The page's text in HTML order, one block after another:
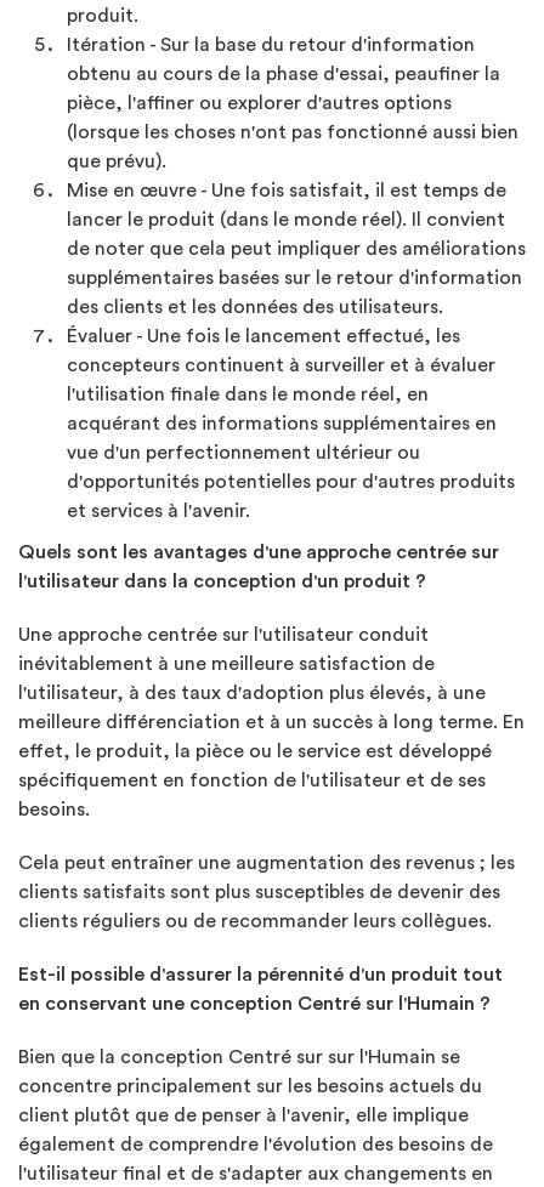
produit.
Itération - Sur la base du retour d'information
obtenu au cours de la phase d'essai, peaufiner la
pièce, l'affiner ou explorer d'autres options
(lorsque les choses n'ont pas fonctionné aussi bien
que prévu).
Mise en œuvre - Une fois satisfait, il est temps de
lancer le produit (dans le monde réel). Il convient
de noter que cela peut impliquer des améliorations
supplémentaires basées sur le retour d'information
des clients et les données des utilisateurs.
Évaluer - Une fois le lancement effectué, les
concepteurs continuent à surveiller et à évaluer
l'utilisation finale dans le monde réel, en
acquérant des informations supplémentaires en
vue d'un perfectionnement ultérieur ou
d'opportunités potentielles pour d'autres produits
et services à l'avenir.
Quels sont les avantages d'une approche centrée sur
l'utilisateur dans la conception d'un produit ?
Une approche centrée sur l'utilisateur conduit
inévitablement à une meilleure satisfaction de
l'utilisateur, à des taux d'adoption plus élevés, à une
meilleure différenciation et à un succès à long terme. En
effet, le produit, la pièce ou le service est développé
spécifiquement en fonction de l'utilisateur et de ses
besoins.
Cela peut entraîner une augmentation des revenus ; les
clients satisfaits sont plus susceptibles de devenir des
clients réguliers ou de recommander leurs collègues.
Est-il possible d'assurer la pérennité d'un produit tout
en conservant une conception Centré sur l'Humain ?
Bien que la conception Centré sur sur l'Humain se
concentre principalement sur les besoins actuels du
client plutôt que de penser à l'avenir, elle implique
également de comprendre l'évolution des besoins de
l'utilisateur final et de s'adapter aux changements en